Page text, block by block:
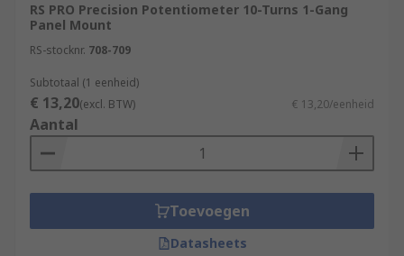
RS PRO Precision Potentiometer 10-Turns 1-Gang
Panel Mount
RS-stocknr. 708-709
Subtotaal (1 eenheid)
€ 13,20(excl. BTW) € 13,20/eenheid
Aantal
Toevoegen
Datasheets